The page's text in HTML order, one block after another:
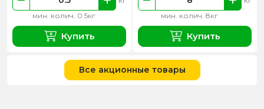
мин. колич. 0.5кг
Купить
мин. колич. 8кг
Купить
Все акционные товары